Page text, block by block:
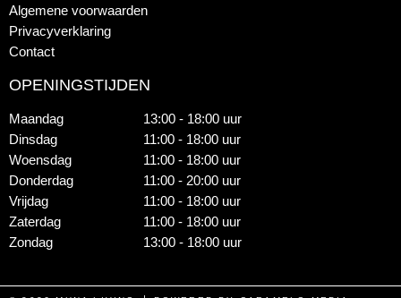
Algemene voorwaarden
Privacyverklaring
Contact
OPENINGSTIJDEN
Maandag
Dinsdag
Woensdag
Donderdag
Vrijdag
Zaterdag
Zondag
13:00 - 18:00 uur
11:00 - 18:00 uur
11:00 - 18:00 uur
11:00 - 20:00 uur
11:00 - 18:00 uur
11:00 - 18:00 uur
13:00 - 18:00 uur